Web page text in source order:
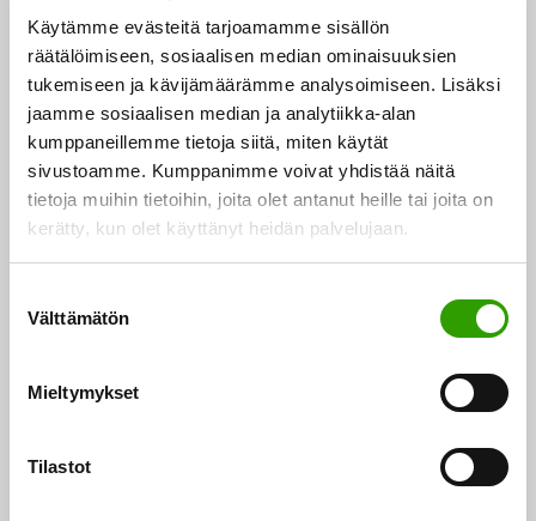
Käytämme evästeitä tarjoamamme sisällön
räätälöimiseen, sosiaalisen median ominaisuuksien
tukemiseen ja kävijämäärämme analysoimiseen. Lisäksi
jaamme sosiaalisen median ja analytiikka-alan
kumppaneillemme tietoja siitä, miten käytät
sivustoamme. Kumppanimme voivat yhdistää näitä
tietoja muihin tietoihin, joita olet antanut heille tai joita on
kerätty, kun olet käyttänyt heidän palvelujaan.
Välttämätön
Mieltymykset
Tilastot
Stora Enson Lineo on hyvin monipuolinen tuote ja sillä
on lukuisia erilaisia loppukäyttömahdollisuuksia. Sen
kemiallisen koostumuksen ansiosta se sopii erityisen
hyvin uusiutumattomien fenolien korvaamiseen
esimerkiksi vaneriliimassa. Kuiva ligniini sekoittuu
uusiutumattomiin raaka-aineisiin on myös
kustannusrakenne.
Stora Enson Biomaterials-divisioona luo uusia
tuotteita biomassasta, joka ei kilpaile ruoantuotannon